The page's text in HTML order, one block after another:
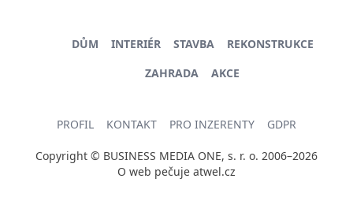
DŮM INTERIÉR STAVBA
REKONSTRUKCE
ZAHRADA
AKCE
PROFIL KONTAKT PRO INZERENTY GDPR
Copyright © BUSINESS MEDIA ONE, s. r. o. 2006–2026